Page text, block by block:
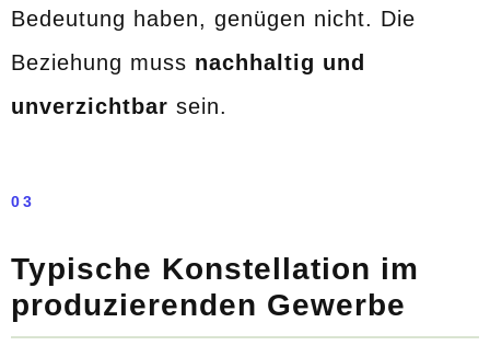
Bedeutung haben, genügen nicht. Die
Beziehung muss nachhaltig und
unverzichtbar sein.
03
Typische Konstellation im
produzierenden Gewerbe